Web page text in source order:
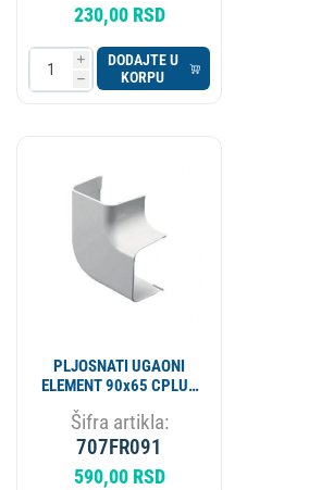
230,00 RSD
i
h
DODAJTE U
KORPU
PLJOSNATI UGAONI
ELEMENT 90x65 CPLUS
9802-115-08
Šifra artikla:
707FR091
590,00 RSD